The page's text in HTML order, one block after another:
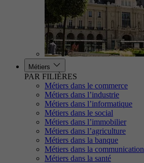
Métiers
PAR FILIÈRES
Métiers dans le commerce
Métiers dans l’industrie
Métiers dans l’informatique
Métiers dans le social
Métiers dans l’immobilier
Métiers dans l’agriculture
Métiers dans la banque
Métiers dans la communication
Métiers dans la santé